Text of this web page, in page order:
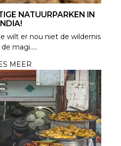
NATUURPARKEN IN
wilt er nou niet de wildernis
magi.....
MEER